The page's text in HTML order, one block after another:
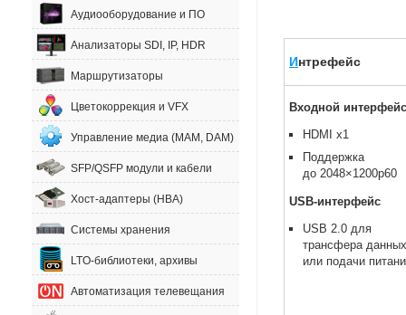
Аудиооборудование и ПО
Анализаторы SDI, IP, HDR
Маршрутизаторы
Цветокоррекция и VFX
Управление медиа (MAM, DAM)
SFP/QSFP модули и кабели
Хост-адаптеры (HBA)
Системы хранения
LTO-библиотеки, архивы
Автоматизация телевещания
Интрефейс
Входной интерфейс
HDMI x1
Поддержка
до 2048×1200p60
USB-интерфейс
USB 2.0 для
трансфера данных
или подачи